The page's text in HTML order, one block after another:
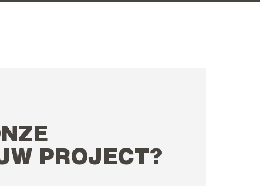
PROJECT?